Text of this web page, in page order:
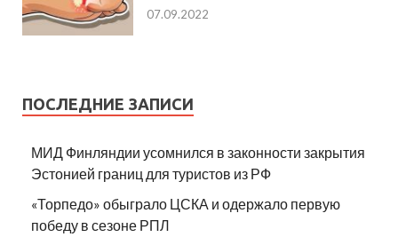
07.09.2022
ПОСЛЕДНИЕ ЗАПИСИ
МИД Финляндии усомнился в законности закрытия
Эстонией границ для туристов из РФ
«Торпедо» обыграло ЦСКА и одержало первую
победу в сезоне РПЛ